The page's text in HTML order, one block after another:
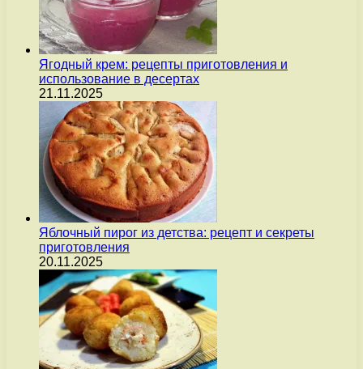
Ягодный крем: рецепты приготовления и
использование в десертах
21.11.2025
Яблочный пирог из детства: рецепт и секреты
приготовления
20.11.2025